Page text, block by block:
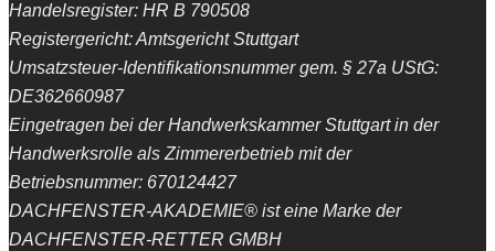
Handelsregister: HR B 790508
Registergericht: Amtsgericht Stuttgart
Umsatzsteuer-Identifikationsnummer gem. § 27a UStG:
DE362660987
Eingetragen bei der Handwerkskammer Stuttgart in der
Handwerksrolle als Zimmererbetrieb mit der
Betriebsnummer: 670124427
DACHFENSTER-AKADEMIE® ist eine Marke der
DACHFENSTER-RETTER GMBH